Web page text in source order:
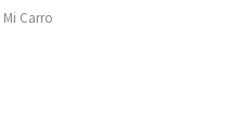
Mi Carro